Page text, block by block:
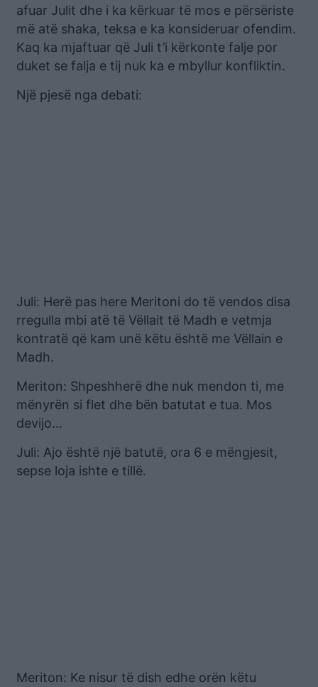
afuar Julit dhe i ka kërkuar të mos e përsëriste
më atë shaka, teksa e ka konsideruar ofendim.
Kaq ka mjaftuar që Juli t’i kërkonte falje por
duket se falja e tij nuk ka e mbyllur konfliktin.
Një pjesë nga debati:
Juli: Herë pas here Meritoni do të vendos disa
rregulla mbi atë të Vëllait të Madh e vetmja
kontratë që kam unë këtu është me Vëllain e
Madh.
Meriton: Shpeshherë dhe nuk mendon ti, me
mënyrën si flet dhe bën batutat e tua. Mos
devijo…
Juli: Ajo është një batutë, ora 6 e mëngjesit,
sepse loja ishte e tillë.
Meriton: Ke nisur të dish edhe orën këtu